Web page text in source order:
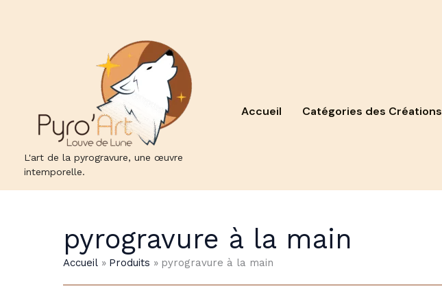
L'art de la pyrogravure, une œuvre
intemporelle.
Accueil Catégories des Créations
pyrogravure à la main
Accueil Produits pyrogravure à la main